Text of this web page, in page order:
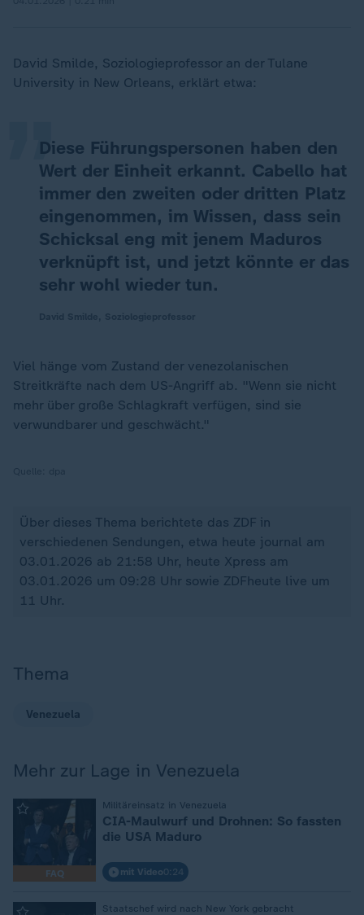
David Smilde, Soziologieprofessor an der Tulane
University in New Orleans, erklärt etwa:
Diese Führungspersonen haben den
Wert der Einheit erkannt. Cabello hat
immer den zweiten oder dritten Platz
eingenommen, im Wissen, dass sein
Schicksal eng mit jenem Maduros
verknüpft ist, und jetzt könnte er das
sehr wohl wieder tun.
„
Viel hänge vom Zustand der venezolanischen
Streitkräfte nach dem US-Angriff ab. "Wenn sie nicht
mehr über große Schlagkraft verfügen, sind sie
verwundbarer und geschwächt."
Über dieses Thema berichtete das ZDF in
verschiedenen Sendungen, etwa heute journal am
03.01.2026 ab 21:58 Uhr, heute Xpress am
03.01.2026 um 09:28 Uhr sowie ZDFheute live um
11 Uhr.
Thema
Venezuela
Mehr zur Lage in Venezuela
FAQ
Militäreinsatz in Venezuela
CIA-Maulwurf und Drohnen: So fassten
die USA Maduro
mit Video0:24
Staatschef wird nach New York gebracht